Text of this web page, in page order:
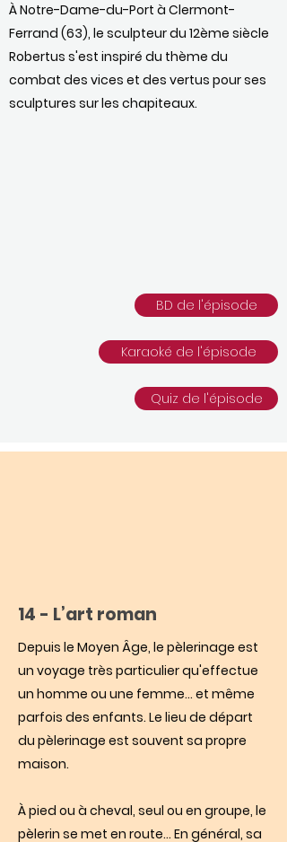
À Notre-Dame-du-Port à Clermont-
Ferrand (63), le sculpteur du 12ème siècle
Robertus s'est inspiré du thème du
combat des vices et des vertus pour ses
sculptures sur les chapiteaux.
BD de l'épisode
Karaoké de l'épisode
Quiz de l'épisode
14 - L’art roman
Depuis le Moyen Âge, le pèlerinage est
un voyage très particulier qu'effectue
un homme ou une femme… et même
parfois des enfants. Le lieu de départ
du pèlerinage est souvent sa propre
maison.
À pied ou à cheval, seul ou en groupe, le
pèlerin se met en route… En général, sa